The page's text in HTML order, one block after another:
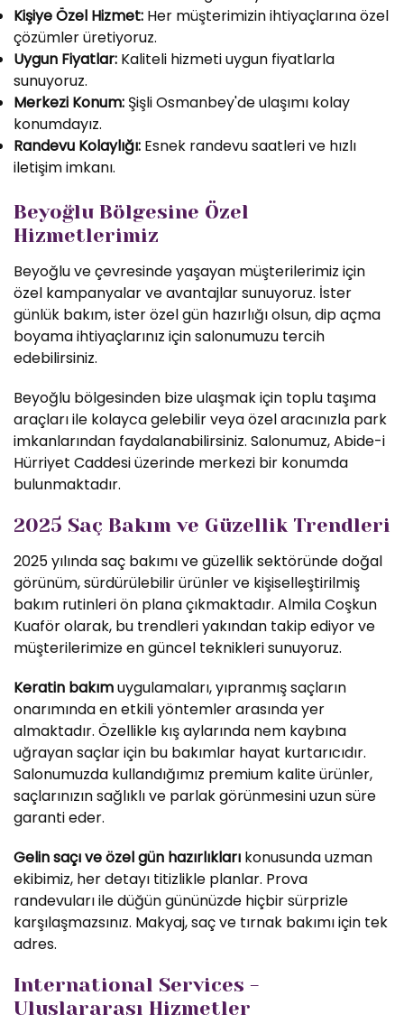
Kişiye Özel Hizmet: Her müşterimizin ihtiyaçlarına özel
çözümler üretiyoruz.
Uygun Fiyatlar: Kaliteli hizmeti uygun fiyatlarla
sunuyoruz.
Merkezi Konum: Şişli Osmanbey'de ulaşımı kolay
konumdayız.
Randevu Kolaylığı: Esnek randevu saatleri ve hızlı
iletişim imkanı.
Beyoğlu Bölgesine Özel
Hizmetlerimiz
Beyoğlu ve çevresinde yaşayan müşterilerimiz için
özel kampanyalar ve avantajlar sunuyoruz. İster
günlük bakım, ister özel gün hazırlığı olsun, dip açma
boyama ihtiyaçlarınız için salonumuzu tercih
edebilirsiniz.
Beyoğlu bölgesinden bize ulaşmak için toplu taşıma
araçları ile kolayca gelebilir veya özel aracınızla park
imkanlarından faydalanabilirsiniz. Salonumuz, Abide-i
Hürriyet Caddesi üzerinde merkezi bir konumda
bulunmaktadır.
2025 Saç Bakım ve Güzellik Trendleri
2025 yılında saç bakımı ve güzellik sektöründe doğal
görünüm, sürdürülebilir ürünler ve kişiselleştirilmiş
bakım rutinleri ön plana çıkmaktadır. Almila Coşkun
Kuaför olarak, bu trendleri yakından takip ediyor ve
müşterilerimize en güncel teknikleri sunuyoruz.
Keratin bakımuygulamaları, yıpranmış saçların
onarımında en etkili yöntemler arasında yer
almaktadır. Özellikle kış aylarında nem kaybına
uğrayan saçlar için bu bakımlar hayat kurtarıcıdır.
Salonumuzda kullandığımız premium kalite ürünler,
saçlarınızın sağlıklı ve parlak görünmesini uzun süre
garanti eder.
Gelin saçı ve özel gün hazırlıkları konusunda uzman
ekibimiz, her detayı titizlikle planlar. Prova
randevuları ile düğün gününüzde hiçbir sürprizle
karşılaşmazsınız. Makyaj, saç ve tırnak bakımı için tek
adres.
International Services -
Uluslararası Hizmetler